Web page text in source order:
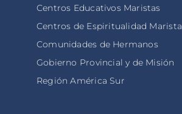
Centros Educativos Maristas
Centros de Espiritualidad Marista
Comunidades de Hermanos
Gobierno Provincial y de Misión
Región América Sur